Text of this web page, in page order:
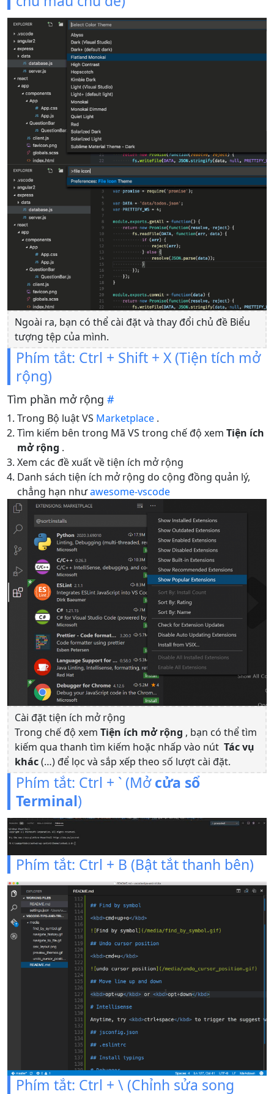
Ngoài ra, bạn có thể cài đặt và thay đổi chủ đề Biểu
tượng tệp của mình.
Phím tắt: Ctrl + Shift + X (Tiện tích mở
rộng)
Tìm phần mở rộng #
Trong Bộ luật VS Marketplace .
Tìm kiếm bên trong Mã VS trong chế độ xem Tiện ích
mở rộng .
Xem các đề xuất về tiện ích mở rộng
Danh sách tiện ích mở rộng do cộng đồng quản lý,
chẳng hạn nhưawesome-vscode
Cài đặt tiện ích mở rộng
Trong chế độ xem Tiện ích mở rộng , bạn có thể tìm
kiếm qua thanh tìm kiếm hoặc nhấp vào nút Tác vụ
khác(…) để lọc và sắp xếp theo số lượt cài đặt.
Phím tắt: Ctrl + ` (Mởcửa sổ
Terminal)
Phím tắt: Ctrl + B (Bật tắt thanh bên)
Phím tắt: Ctrl + \ (Chỉnh sửa song